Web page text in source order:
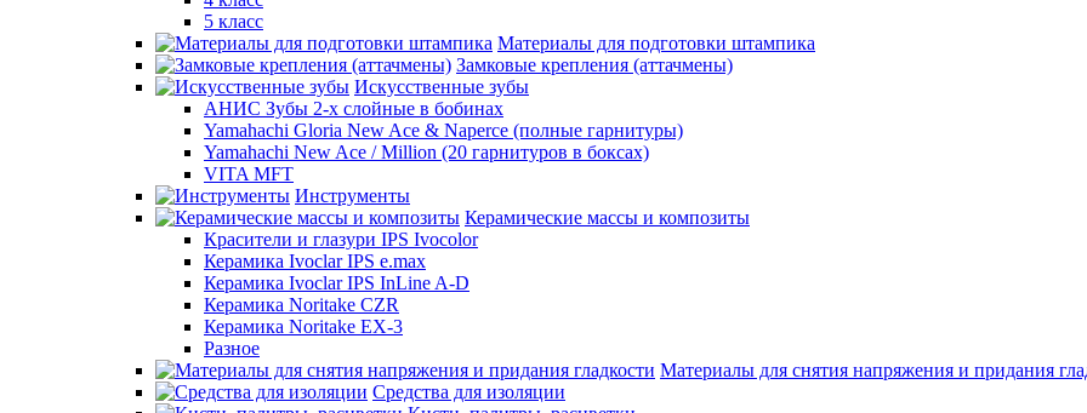
5 класс
Материалы для подготовки штампика
Замковые крепления (аттачмены)
Искусственные зубы
АНИС Зубы 2-х слойные в бобинах
Yamahachi Gloria New Ace & Naperce (полные гарнитуры)
Yamahachi New Ace / Million (20 гарнитуров в боксах)
VITA MFT
Инструменты
Керамические массы и композиты
Красители и глазури IPS Ivocolor
Керамика Ivoclar IPS e.max
Керамика Ivoclar IPS InLine A-D
Керамика Noritake CZR
Керамика Noritake EX-3
Разное
Материалы для снятия напряжения и придания
Средства для изоляции